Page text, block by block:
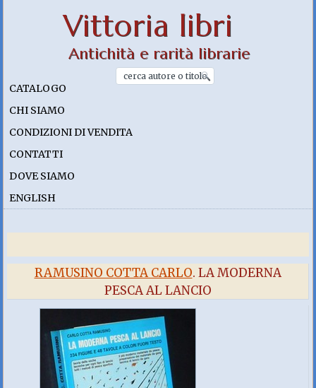
Vittoria libri
Antichità e rarità librarie
CATALOGO
CHI SIAMO
CONDIZIONI DI VENDITA
CONTATTI
DOVE SIAMO
ENGLISH
RAMUSINO COTTA CARLO. LA MODERNA
PESCA AL LANCIO